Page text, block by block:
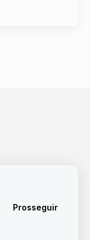
Prosseguir
Propriedade